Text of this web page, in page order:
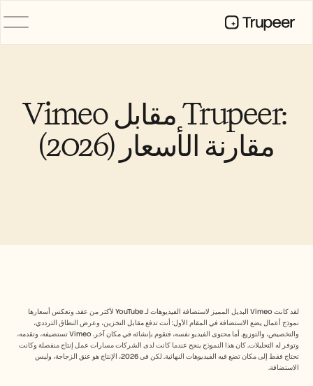
Vimeo مقابل Trupeer:
مقارنة الأسعار (2026)
الاستضافة.
الترجمة
قاعدة المعرفة
صور رمزية للذكاء الاصطناعي
حِزم العلامة التجارية
الصفحات المشتركة
Free Tools
الأسئلة الشائعة
Announcement
Partner Program